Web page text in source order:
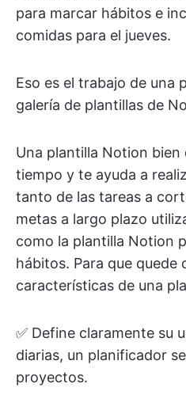
para marcar hábitos e
comidas para el jueves.
Eso es el trabajo de una
galería de plantillas de
Una plantilla Notion bien
tiempo y te ayuda a
tanto de las tareas a
metas a largo plazo
como la plantilla Notion
hábitos. Para que quede
características de una
✅ Define claramente su
diarias, un planificador
proyectos.